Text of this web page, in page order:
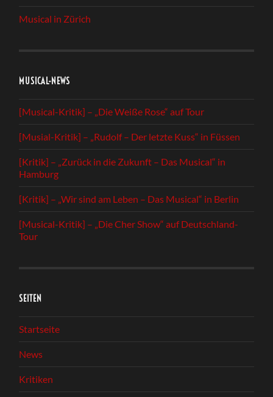
Musical in Zürich
MUSICAL-NEWS
[Musical-Kritik] – „Die Weiße Rose“ auf Tour
[Musial-Kritik] – „Rudolf – Der letzte Kuss“ in Füssen
[Kritik] – „Zurück in die Zukunft – Das Musical“ in
Hamburg
[Kritik] – „Wir sind am Leben – Das Musical“ in Berlin
[Musical-Kritik] – „Die Cher Show“ auf Deutschland-
Tour
SEITEN
Startseite
News
Kritiken